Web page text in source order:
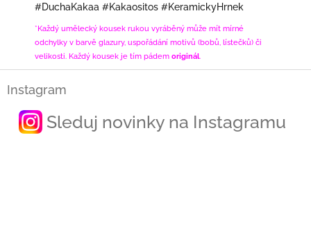
#DuchaKakaa #Kakaositos #KeramickyHrnek
*Každý umělecký kousek rukou vyráběný může mít mírné
odchylky v barvě glazury, uspořádání motivů (bobů, lístečků) či
velikosti. Každý kousek je tím pádem originál.
Instagram
Sleduj novinky na Instagramu